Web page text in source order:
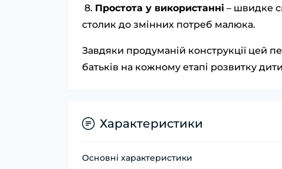
8. Простота у використанні – швидке
столик до змінних потреб малюка.
Завдяки продуманій конструкції цей
батьків на кожному етапі розвитку
Характеристики
Основні характеристики